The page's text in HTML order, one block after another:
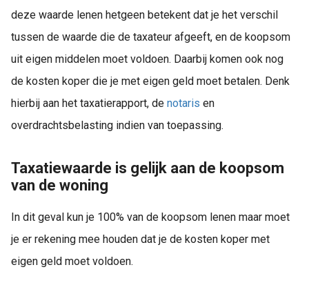
deze waarde lenen hetgeen betekent dat je het verschil
tussen de waarde die de taxateur afgeeft, en de koopsom
uit eigen middelen moet voldoen. Daarbij komen ook nog
de kosten koper die je met eigen geld moet betalen. Denk
hierbij aan het taxatierapport, de notaris en
overdrachtsbelasting indien van toepassing.
Taxatiewaarde is gelijk aan de koopsom
van de woning
In dit geval kun je 100% van de koopsom lenen maar moet
je er rekening mee houden dat je de kosten koper met
eigen geld moet voldoen.